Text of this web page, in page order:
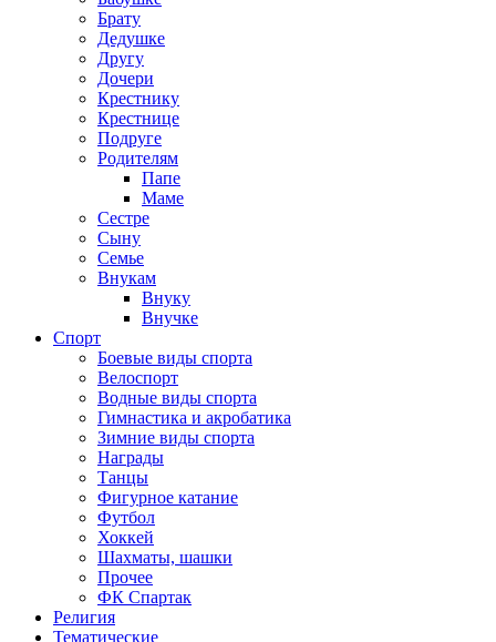
Брату
Дедушке
Другу
Дочери
Крестнику
Крестнице
Подруге
Родителям
Папе
Маме
Сестре
Сыну
Семье
Внукам
Внуку
Внучке
Спорт
Боевые виды спорта
Велоспорт
Водные виды спорта
Гимнастика и акробатика
Зимние виды спорта
Награды
Танцы
Фигурное катание
Футбол
Хоккей
Шахматы, шашки
Прочее
ФК Спартак
Религия
Тематические